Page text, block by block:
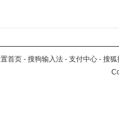
首页 - 搜狗输入法 - 支付中心 - 搜狐